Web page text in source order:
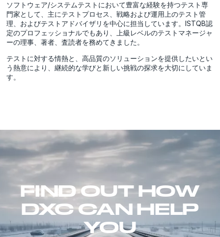
ソフトウェア/システムテストにおいて豊富な経験を持つテスト専
門家として、主にテストプロセス、戦略および運用上のテスト管
理、およびテストアドバイザリを中心に担当しています。ISTQB認
定のプロフェッショナルでもあり、上級レベルのテストマネージャ
ーの理事、著者、査読者を務めてきました。
テストに対する情熱と、高品質のソリューションを提供したいとい
う熱意により、継続的な学びと新しい挑戦の探求を大切にしていま
す。
FIND OUT HOW
DXC CAN HELP
YOU